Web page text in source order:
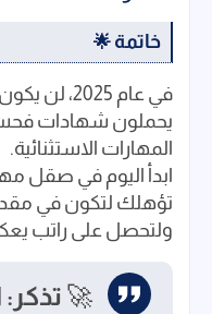
خاتمة 🌟
في عام
يحملون شهادات
المهارات الاستثنائية.
ابدأ اليوم في صقل
تؤهلك لتكون في
ولتحصل على راتب
🚀